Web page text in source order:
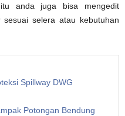
anda juga bisa mengedit
selera atau kebutuhan
Spillway DWG
Potongan Bendung